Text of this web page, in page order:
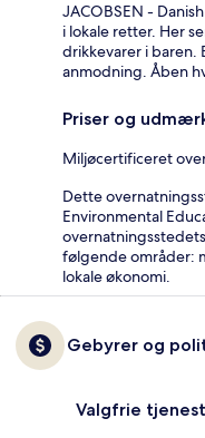
JACOBSEN -
i lokale retter. Her
drikkevarer i baren.
anmodning. Åben
Priser og
Miljøcertificeret
Dette
Environmental
følgende områder:
lokale økonomi.
Gebyrer og
Valgfrie